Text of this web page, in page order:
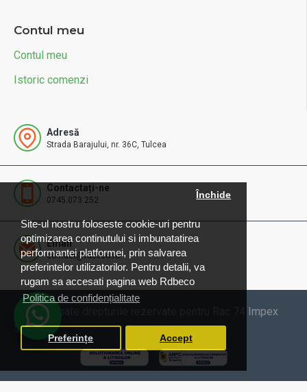
Site-ul nostru foloseste cookie-uri pentru
optimizarea continutului si imbunatatirea
performantei platformei, prin salvarea
preferintelor utilizatorilor. Pentru detalii, va
rugam sa accesati pagina web Rdbeco
Politica de confidențialitate
Închide
Preferințe Accept
Contul meu
Contul meu
Istoric comenzi
Adresă
Strada Barajului, nr. 36C, Tulcea
Contactați-ne
0745.073.252
Email
contact@rdbeco.ro
© 2025 Toate drepturile rezervate pentru Rac 74 Impex
SRL